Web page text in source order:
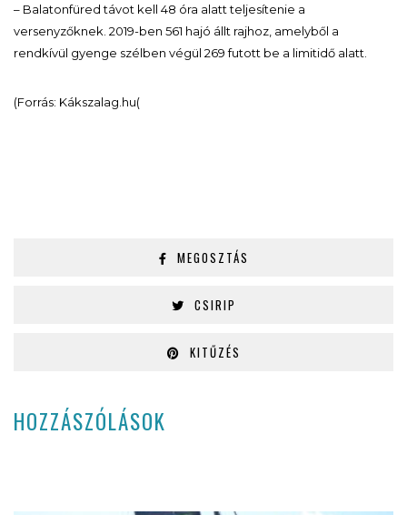
– Balatonfüred távot kell 48 óra alatt teljesítenie a
versenyzőknek. 2019-ben 561 hajó állt rajhoz, amelyből a
rendkívül gyenge szélben végül 269 futott be a limitidő alatt.
(Forrás: Kákszalag.hu(
MEGOSZTÁS
CSIRIP
KITŰZÉS
HOZZÁSZÓLÁSOK